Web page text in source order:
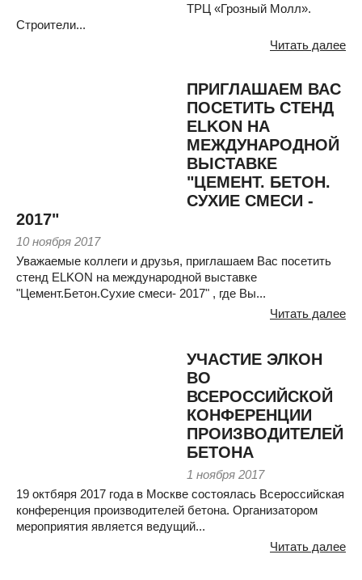
ТРЦ «Грозный Молл».
Строители...
Читать далее
ПРИГЛАШАЕМ ВАС
ПОСЕТИТЬ СТЕНД
ELKON НА
МЕЖДУНАРОДНОЙ
ВЫСТАВКЕ
"ЦЕМЕНТ. БЕТОН.
СУХИЕ СМЕСИ -
2017"
10 ноября 2017
Уважаемые коллеги и друзья, приглашаем Вас посетить
стенд ELKON на международной выставке
"Цемент.Бетон.Сухие смеси- 2017" , где Вы...
Читать далее
УЧАСТИЕ ЭЛКОН
ВО
ВСЕРОССИЙСКОЙ
КОНФЕРЕНЦИИ
ПРОИЗВОДИТЕЛЕЙ
БЕТОНА
1 ноября 2017
19 октбяря 2017 года в Москве состоялась Всероссийская
конференция производителей бетона. Организатором
мероприятия является ведущий...
Читать далее